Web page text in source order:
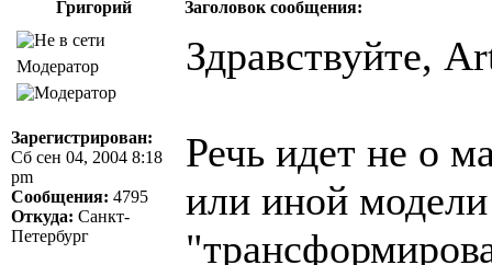
Григорий
Заголовок сообщения:
Модератор
Зарегистрирован:
Сб сен 04, 2004 8:18
pm
Сообщения: 4795
Откуда: Санкт-
Петербург
Здравствуйте,
Речь идет не о
или иной модели